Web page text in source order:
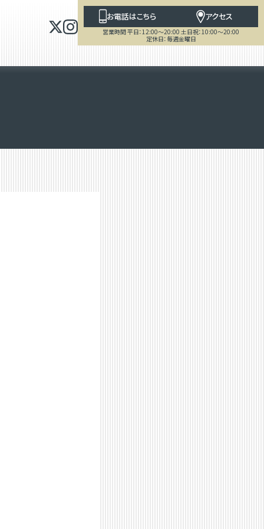
お電話はこちら アクセス
営業時間 平日：12:00～20:00 土日祝：10:00～20:00
定休日：毎週金曜日